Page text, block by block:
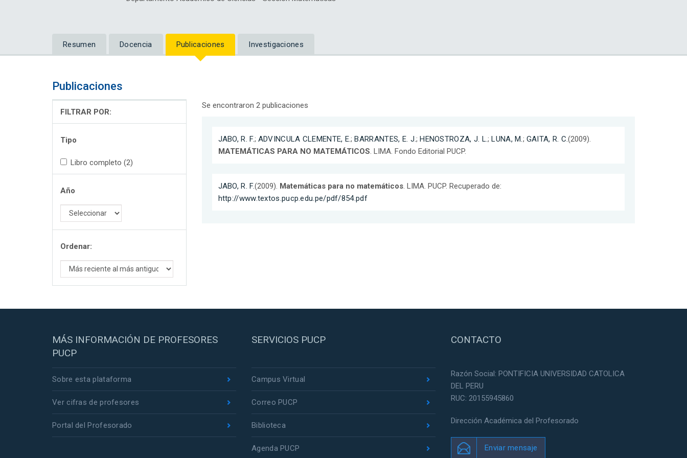
Resumen Docencia Publicaciones Investigaciones
Publicaciones
FILTRAR POR:
Tipo
Libro completo (2)
Año
Ordenar:
Se encontraron 2 publicaciones
JABO, R. F.; ADVINCULA CLEMENTE, E.; BARRANTES, E. J.; HENOSTROZA, J. L.; LUNA, M.; GAITA, R. C.(2009).
MATEMÁTICAS PARA NO MATEMÁTICOS. LIMA. Fondo Editorial PUCP.
JABO, R. F.(2009). Matemáticas para no matemáticos. LIMA. PUCP. Recuperado de:
http://www.textos.pucp.edu.pe/pdf/854.pdf
MÁS INFORMACIÓN DE PROFESORES
PUCP
Sobre esta plataforma
Ver cifras de profesores
Portal del Profesorado
SERVICIOS PUCP
Campus Virtual
Correo PUCP
Biblioteca
Agenda PUCP
CONTACTO
Razón Social: PONTIFICIA UNIVERSIDAD CATOLICA
DEL PERU
RUC: 20155945860
Dirección Académica del Profesorado
Enviar mensaje